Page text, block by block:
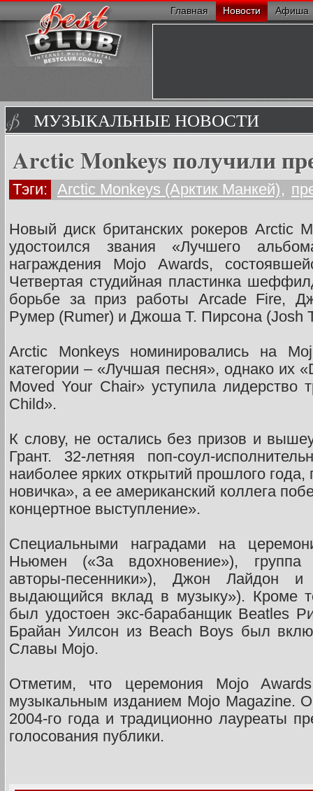
Главная Новости Афиша
МУЗЫКАЛЬНЫЕ НОВОСТИ
Arctic Monkeys получили
Тэги: Arctic Monkeys (Арктик Манкей),
Новый диск британских рокеров Arctic
удостоился звания «Лучшего
награждения Mojo Awards,
Четвертая студийная пластинка
борьбе за приз работы Arcade Fire,
Румер (Rumer) и Джоша Т. Пирсона (Josh
Arctic Monkeys номинировались на
категории – «Лучшая песня», однако их
Moved Your Chair» уступила лидерство
Child».
К слову, не остались без призов и
Грант. 32-летняя поп-соул-
наиболее ярких открытий прошлого
новичка», а ее американский коллега
концертное выступление».
Специальными наградами на
Ньюмен («За вдохновение»), группа
авторы-песенники»), Джон Лайдон
выдающийся вклад в музыку»). Кроме
был удостоен экс-барабанщик Beatles
Брайан Уилсон из Beach Boys был
Славы Mojo.
Отметим, что церемония Mojo
музыкальным изданием Mojo Magazine.
2004-го года и традиционно лауреаты
голосования публики.